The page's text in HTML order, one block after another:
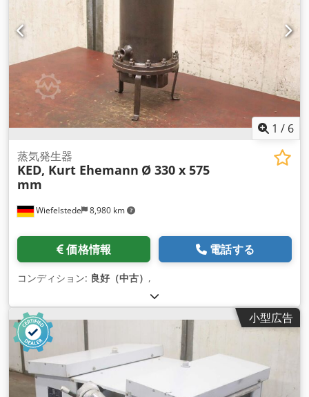
1 / 6
Wiefelstede 8,980 km
蒸気発生器
KED, Kurt Ehemann Ø 330 x 575
mm
価格情報 電話する
コンディション: 良好（中古） ,
小型広告